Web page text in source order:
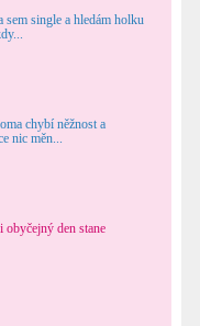
single a hledám holku
chybí něžnost a
nic měn...
obyčejný den stane